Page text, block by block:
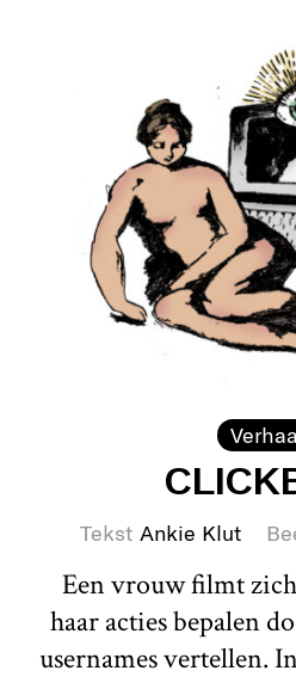
Tekst Ankie Klut
Een vrouw filmt
haar acties bepalen
usernames vertellen.